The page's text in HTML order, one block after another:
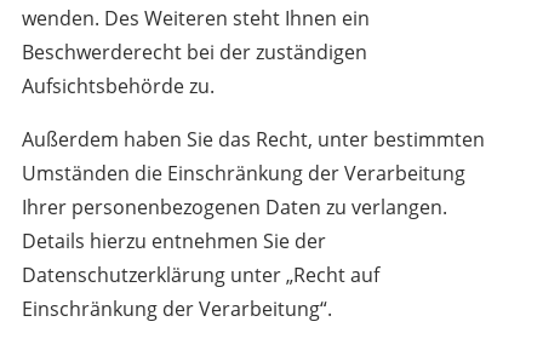
wenden. Des Weiteren steht Ihnen ein
Beschwerderecht bei der zuständigen
Aufsichtsbehörde zu.
Außerdem haben Sie das Recht, unter bestimmten
Umständen die Einschränkung der Verarbeitung
Ihrer personenbezogenen Daten zu verlangen.
Details hierzu entnehmen Sie der
Datenschutzerklärung unter „Recht auf
Einschränkung der Verarbeitung“.